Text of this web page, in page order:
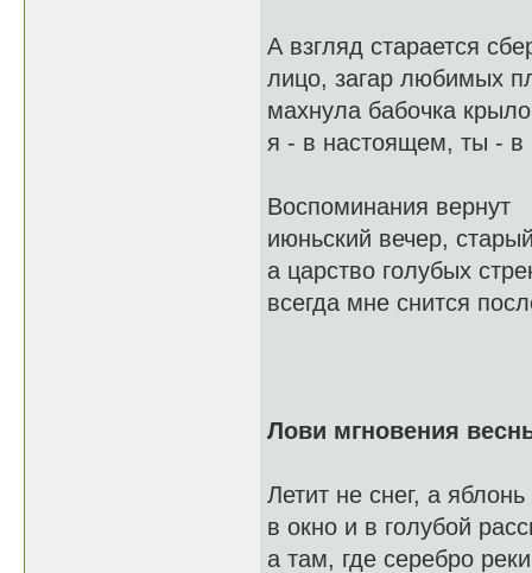
А взгляд старается
лицо, загар любимых
махнула бабочка
я - в настоящем, ты -
Воспоминания вернут
июньский вечер,
а царство голубых
всегда мне снится
Лови мгновения
Летит не снег, а яблонь
в окно и в голубой
а там, где серебро